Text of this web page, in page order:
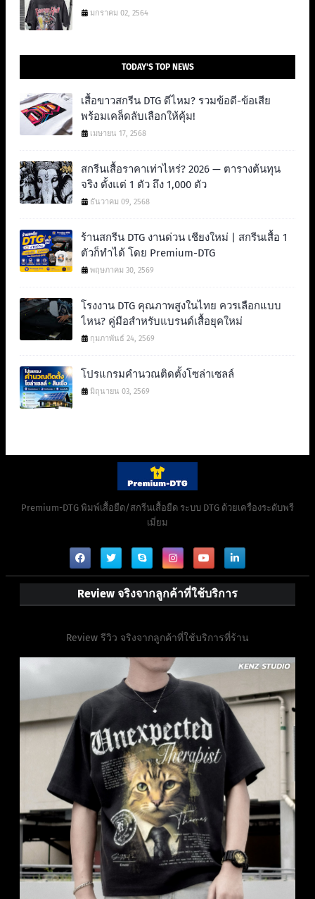
มกราคม 02, 2564
TODAY'S TOP NEWS
เสื้อขาวสกรีน DTG ดีไหม? รวมข้อดี-ข้อเสีย
พร้อมเคล็ดลับเลือกให้คุ้ม!
เมษายน 17, 2568
สกรีนเสื้อราคาเท่าไหร่? 2026 — ตารางต้นทุน
จริง ตั้งแต่ 1 ตัว ถึง 1,000 ตัว
ธันวาคม 09, 2568
ร้านสกรีน DTG งานด่วน เชียงใหม่ | สกรีนเสื้อ 1
ตัวก็ทำได้ โดย Premium-DTG
พฤษภาคม 30, 2569
โรงงาน DTG คุณภาพสูงในไทย ควรเลือกแบบ
ไหน? คู่มือสำหรับแบรนด์เสื้อยุคใหม่
กุมภาพันธ์ 24, 2569
โปรแกรมคำนวณติดตั้งโซล่าเซลล์
มิถุนายน 03, 2569
Premium-DTG พิมพ์เสื้อยืด/สกรีนเสื้อยืด ระบบ DTG ด้วยเครื่องระดับพรี
เมี่ยม
Review จริงจากลูกค้าที่ใช้บริการ
Review รีวิว จริงจากลูกค้าที่ใช้บริการที่ร้าน